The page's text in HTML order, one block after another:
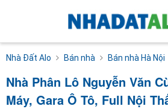
Nhà Đất Alo Bán nhà Bán nhà Hà Nội
Nhà Phân Lô Nguyễn Văn
Máy, Gara Ô Tô, Full Nội